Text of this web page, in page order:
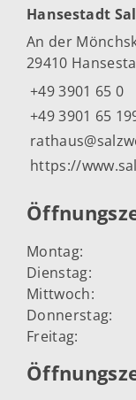
Hansestadt
An der
29410
+49 3901 65 0
+49 3901 65
https://
Montag:
Dienstag:
Mittwoch:
Donnerstag:
Freitag: